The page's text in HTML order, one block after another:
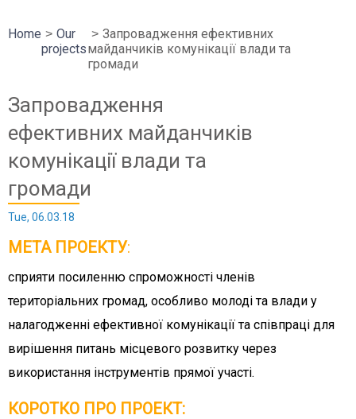
Home
Our
projects
Запровадження ефективних
майданчиків комунікації влади та
громади
Запровадження
ефективних майданчиків
комунікації влади та
громади
Tue, 06.03.18
МЕТА ПРОЕКТУ:
сприяти посиленню спроможності членів
територіальних громад, особливо молоді та влади у
налагодженні ефективної комунікації та співпраці для
вирішення питань місцевого розвитку через
використання інструментів прямої участі.
КОРОТКО ПРО ПРОЕКТ: